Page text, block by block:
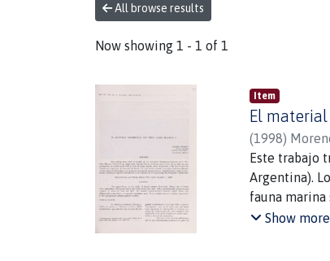
All browse results
Now showing 1 - 1 of 1
Item
El
(1998)
Este trabajo
Argentina).
fauna marina
además una
Show more